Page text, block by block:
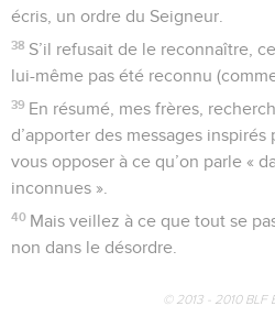
écris, un ordre du Seigneur.
38 S’il refusait de le reconnaître,
lui-même pas été reconnu
39 En résumé, mes frères,
d’apporter des messages
vous opposer à ce qu’on parle «
inconnues ».
40 Mais veillez à ce que tout se
non dans le désordre.
© 2013 - 2010 BLF